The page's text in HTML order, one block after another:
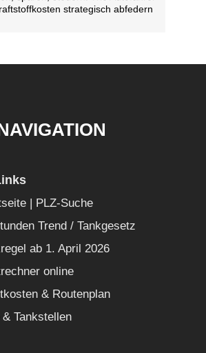
strategisch abfedern
| PLZ-Suche
Trend / Tankgesetz
ab 1. April 2026
online
& Routenplan
Tankstellen